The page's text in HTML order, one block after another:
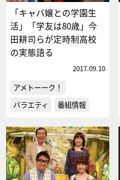
「キャバ嬢との学園生
活」「学友は80歳」今
田耕司らが定時制高校
の実態語る
2017.09.10
アメトーーク！
バラエティ
番組情報